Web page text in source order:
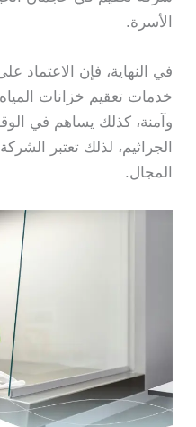
الأسرة.
في النهاية، فإن الاعتماد
خدمات تعقيم خزانات
وآمنة، كذلك يساهم في
الجراثيم، لذلك تعتبر
المجال.